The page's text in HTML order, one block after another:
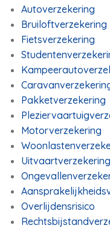
Autoverzekering
Bruiloftverzekering
Fietsverzekering
Pakketverzekering
Motorverzekering
Uitvaartverzekering
Overlijdensrisico